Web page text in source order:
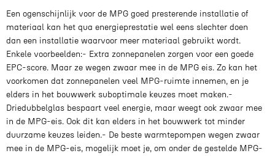
Een ogenschijnlijk voor de MPG goed presterende installatie of
materiaal kan het qua energieprestatie wel eens slechter doen
dan een installatie waarvoor meer materiaal gebruikt wordt.
Enkele voorbeelden:- Extra zonnepanelen zorgen voor een goede
EPC-score. Maar ze wegen zwaar mee in de MPG eis. Zo kan het
voorkomen dat zonnepanelen veel MPG-ruimte innemen, en je
elders in het bouwwerk suboptimale keuzes moet maken.-
Driedubbelglas bespaart veel energie, maar weegt ook zwaar mee
in de MPG-eis. Ook dit kan elders in het bouwwerk tot minder
duurzame keuzes leiden.- De beste warmtepompen wegen zwaar
mee in de MPG-eis, mogelijk moet je, om onder de gestelde MPG-